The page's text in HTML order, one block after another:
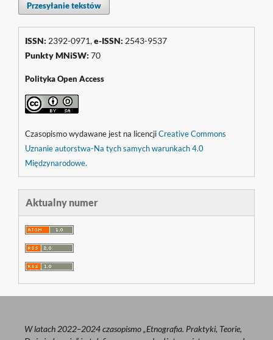
Przesyłanie tekstów
ISSN: 2392-0971,e-ISSN: 2543-9537
PunktyMNiSW: 70
Polityka Open Access
Czasopismo wydawane jest na licencjiCreative Commons
Uznanie autorstwa-Na tych samych warunkach 4.0
Międzynarodowe.
Aktualny numer
W latach 2022–2024 czasopismo „Etnografia. Praktyki, Teorie,